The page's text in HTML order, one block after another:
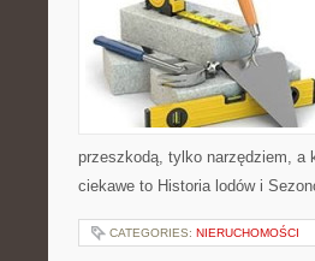
przeszkodą, tylko narzędziem, a
ciekawe to Historia lodów i
CATEGORIES: NIERUCHOMOŚCI